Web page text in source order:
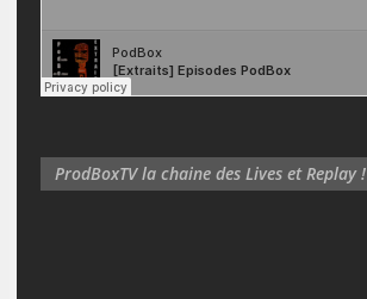
ProdBoxTV la chaine des Lives et Replay !